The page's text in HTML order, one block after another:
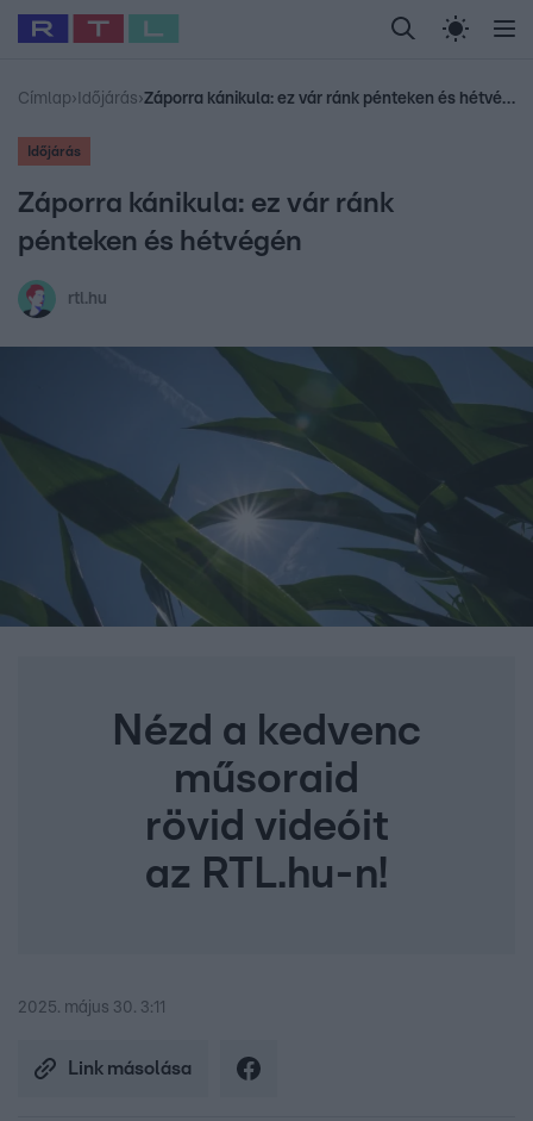
Legfrissebb RTL Híradó Randi Celeb vagyok,
Babits Marcella Most Wanted Gallusz
Címlap› Időjárás› Záporra kánikula: ez vár ránk pénteken és hétvégén
Időjárás
Záporra kánikula: ez vár ránk
pénteken és hétvégén
rtl.hu
Nézd a kedvenc
műsoraid
rövid videóit
az RTL.hu-n!
2025. május 30. 3:11
Link másolása